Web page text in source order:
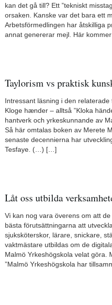
kan det gå till? Ett ”tekniskt
orsaken. Kanske var det bara ett
Arbetsförmedlingen har åtskilliga
annat genererar mejl. Här
Taylorism vs praktisk
Intressant läsning i den
Kloge hænder – alltså ”Kloka
hantverk och yrkeskunnande av
Så här omtalas boken av Merete
senaste decennierna har
Tesfaye. (…) […]
Låt oss utbilda
Vi kan nog vara överens om att
bästa förutsättningarna att
sjuksköterskor, lärare, snickare,
vaktmästare utbildas om de
Malmö Yrkeshögskola velat göra.
”Malmö Yrkeshögskola har